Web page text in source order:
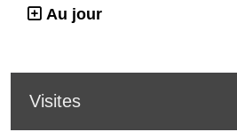
Au jour
Visites